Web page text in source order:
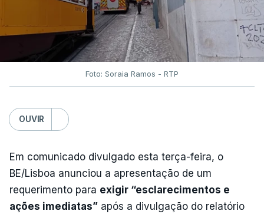
Foto: Soraia Ramos - RTP
OUVIR
Em comunicado divulgado esta terça-feira, o
BE/Lisboa anunciou a apresentação de um
requerimento para exigir “esclarecimentos e
ações imediatas” após a divulgação do relatório